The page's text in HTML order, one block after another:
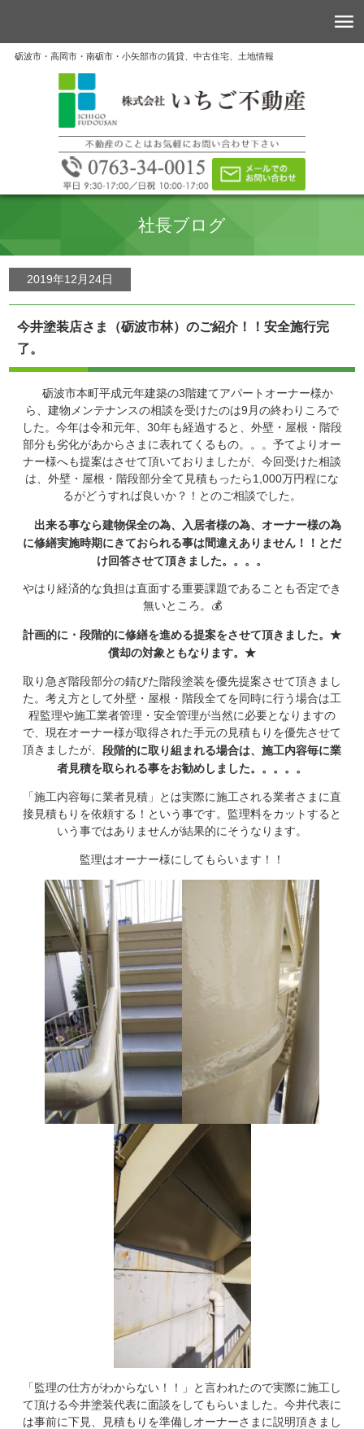
砺波市・高岡市・南砺市・小矢部市の賃貸、中古住宅、土地情報
社長ブログ
2019年12月24日
今井塗装店さま（砺波市林）のご紹介！！安全施行完
了。
砺波市本町平成元年建築の3階建てアパートオーナー様か
ら、建物メンテナンスの相談を受けたのは9月の終わりころで
した。今年は令和元年、30年も経過すると、外壁・屋根・階段
部分も劣化があからさまに表れてくるもの。。。予てよりオー
ナー様へも提案はさせて頂いておりましたが、今回受けた相談
は、外壁・屋根・階段部分全て見積もったら1,000万円程にな
るがどうすれば良いか？！とのご相談でした。
出来る事なら建物保全の為、入居者様の為、オーナー様の為
に修繕実施時期にきておられる事は間違えありません！！とだ
け回答させて頂きました。。。。
やはり経済的な負担は直面する重要課題であることも否定でき
無いところ。💰
計画的に・段階的に修繕を進める提案をさせて頂きました。★
償却の対象ともなります。★
取り急ぎ階段部分の錆びた階段塗装を優先提案させて頂きまし
た。考え方として外壁・屋根・階段全てを同時に行う場合は工
程監理や施工業者管理・安全管理が当然に必要となりますの
で、現在オーナー様が取得された手元の見積もりを優先させて
頂きましたが、 段階的に取り組まれる場合は、施工内容毎に業
者見積を取られる事をお勧めしました。。。。。
「施工内容毎に業者見積」とは実際に施工される業者さまに直
接見積もりを依頼する！という事です。監理料をカットすると
いう事ではありませんが結果的にそうなります。
監理はオーナー様にしてもらいます！！
「監理の仕方がわからない！！」と言われたので実際に施工し
て頂ける今井塗装代表に面談をしてもらいました。今井代表に
は事前に下見、見積もりを準備しオーナーさまに説明頂きまし